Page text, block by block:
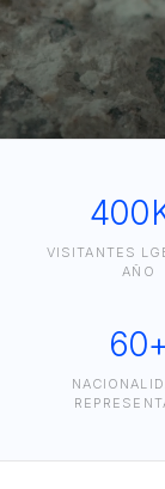
VISITANTES
AÑO
60+